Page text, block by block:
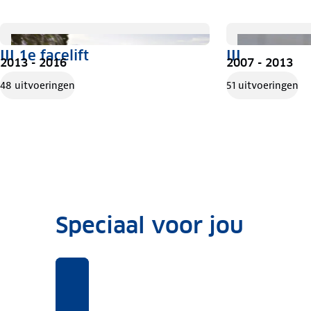
III 1e facelift
2013 - 2016
48 uitvoeringen
III
2007 - 2013
51 uitvoeringen
Speciaal voor jou